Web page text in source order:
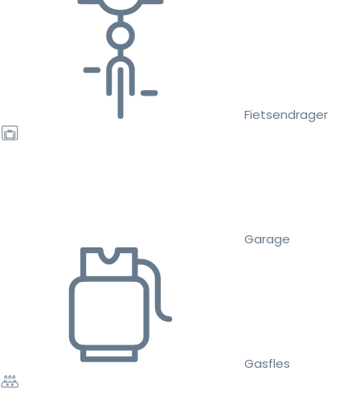
Fietsendrager
Garage
Gasfles